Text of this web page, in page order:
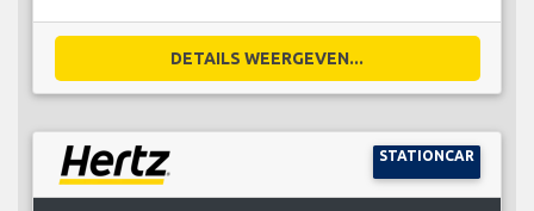
DETAILS WEERGEVEN...
STATIONCAR